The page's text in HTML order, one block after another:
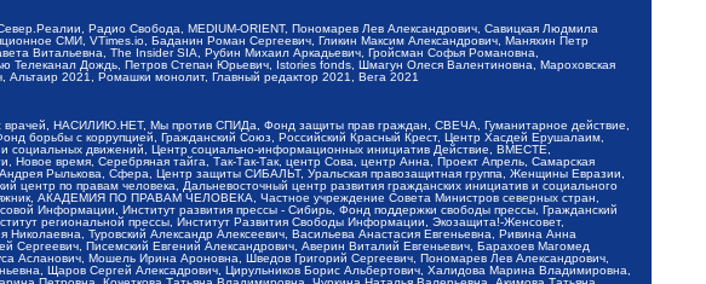
Радио Свобода, MEDIUM-ORIENT, Пономарев Лев Александрович, Савицкая Людмила
СМИ, VTimes.io, Баданин Роман Сергеевич, Гликин Максим Александрович, Маняхин Петр
Витальевна, The Insider SIA, Рубин Михаил Аркадьевич, Гройсман Софья Романовна,
Телеканал Дождь, Петров Степан Юрьевич, Istories fonds, Шмагун Олеся Валентиновна, Мароховская
2021, Ромашки монолит, Главный редактор 2021, Вега 2021
врачей, НАСИЛИЮ.НЕТ, Мы против СПИДа, Фонд защиты прав граждан, СВЕЧА, Гуманитарное действие,
борьбы с коррупцией, Гражданский Союз, Российский Красный Крест, Центр Хасдей Ерушалаим,
социальных движений, Центр социально-информационных инициатив Действие, ВМЕСТЕ,
время, Серебряная тайга, Так-Так-Так, центр Сова, центр Анна, Проект Апрель, Самарская
Рылькова, Сфера, Центр защиты СИБАЛЬТ, Уральская правозащитная группа, Женщины Евразии,
по правам человека, Дальневосточный центр развития гражданских инициатив и социального
АКАДЕМИЯ ПО ПРАВАМ ЧЕЛОВЕКА, Частное учреждение Совета Министров северных стран,
Информации, Институт развития прессы - Сибирь, Фонд поддержки свободы прессы, Гражданский
региональной прессы, Институт Развития Свободы Информации, Экозащита!-Женсовет,
Туровский Александр Алексеевич, Васильева Анастасия Евгеньевна, Ривина Анна
Писемский Евгений Александрович, Аверин Виталий Евгеньевич, Барахоев Магомед
Асланович, Мошель Ирина Ароновна, Шведов Григорий Сергеевич, Пономарев Лев Александрович,
Щаров Сергей Алексадрович, Цирульников Борис Альбертович, Халидова Марина Владимировна,